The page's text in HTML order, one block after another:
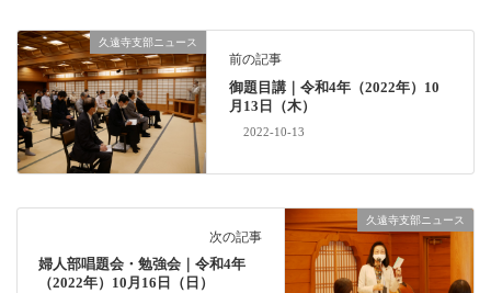
久遠寺支部ニュース
前の記事
御題目講｜令和4年（2022年）10
月13日（木）
2022-10-13
久遠寺支部ニュース
次の記事
婦人部唱題会・勉強会｜令和4年
（2022年）10月16日（日）